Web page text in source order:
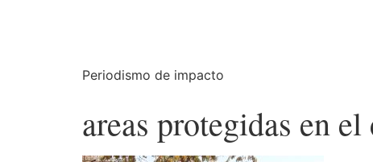
Periodismo de impacto
areas protegidas en